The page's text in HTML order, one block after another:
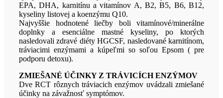
EPA, DHA, karnitínu a vitamínov A, B2, B5, B6, B12,
kyseliny listovej a koenzýmu Q10.
Najvyššie hodnotené liečby boli vitamínové/minerálne
doplnky a esenciálne mastné kyseliny, po ktorých
nasledovali zdravé diéty HGCSF, nasledované karnitínom,
tráviacimi enzýmami a kúpeľmi so soľou Epsom ( pre
podporu detoxu).
ZMIEŠANÉ ÚČINKY Z TRÁVICÍCH ENZÝMOV
Dve RCT rôznych tráviacich enzýmov uvádzali zmiešané
účinky na závažnosť symptómov.